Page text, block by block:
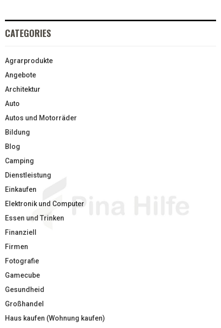
CATEGORIES
Agrarprodukte
Angebote
Architektur
Auto
Autos und Motorräder
Bildung
Blog
Camping
Dienstleistung
Einkaufen
Elektronik und Computer
Essen und Trinken
Finanziell
Firmen
Fotografie
Gamecube
Gesundheid
Großhandel
Haus kaufen (Wohnung kaufen)